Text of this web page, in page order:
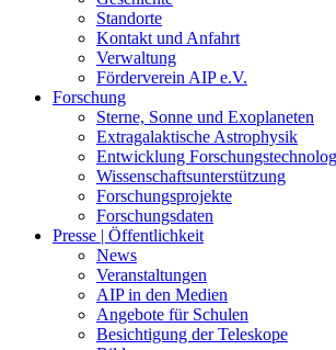
Standorte
Kontakt und Anfahrt
Verwaltung
Förderverein AIP e.V.
Forschung
Sterne, Sonne und Exoplaneten
Extragalaktische Astrophysik
Entwicklung
Wissenschaftsunterstützung
Forschungsprojekte
Forschungsdaten
Presse | Öffentlichkeit
News
Veranstaltungen
AIP in den Medien
Angebote für Schulen
Besichtigung der Teleskope